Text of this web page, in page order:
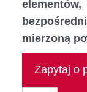
mierzoną
Zapytaj o